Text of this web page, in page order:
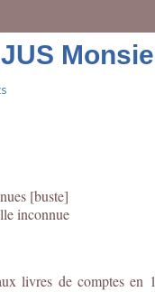
[buste]
inconnue
livres de comptes en